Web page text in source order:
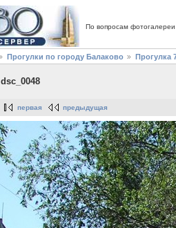
По вопросам
Прогулки по городу Балаково Прогулка
dsc_0048
первая предыдущая